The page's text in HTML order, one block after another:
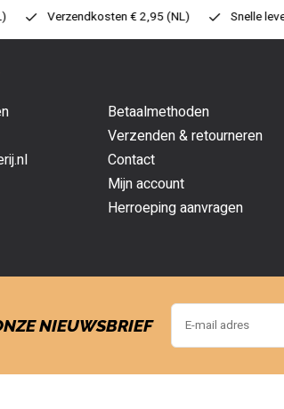
Snelle levering Veilig betalen (iDEAL
Betaalmethoden
Verzenden & retourneren
Contact
Mijn account
Herroeping aanvragen
NIEUWSBRIEF